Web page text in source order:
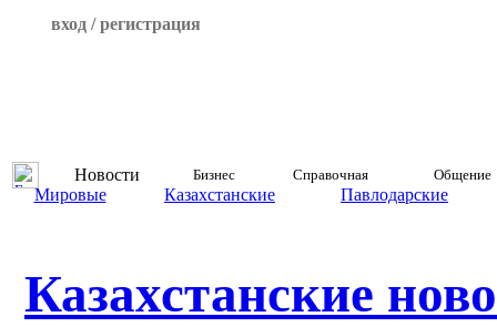
вход / регистрация
Новости Бизнес Справочная Общение
Мировые Казахстанские Павлодарские
Казахстанские